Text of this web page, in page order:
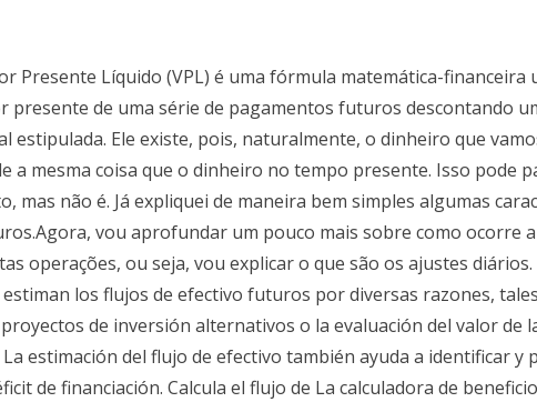
Presente Líquido (VPL) é uma fórmula matemática-financeira
presente de uma série de pagamentos futuros descontando
estipulada. Ele existe, pois, naturalmente, o dinheiro que
a mesma coisa que o dinheiro no tempo presente. Isso pode
mas não é. Já expliquei de maneira bem simples algumas
vou aprofundar um pouco mais sobre como ocorre
operações, ou seja, vou explicar o que são os ajustes diários.
estiman los flujos de efectivo futuros por diversas razones,
de inversión alternativos o la evaluación del valor de
estimación del flujo de efectivo también ayuda a identificar y
de financiación. Calcula el flujo de La calculadora de